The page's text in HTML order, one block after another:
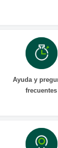
Ayuda y
frecuentes